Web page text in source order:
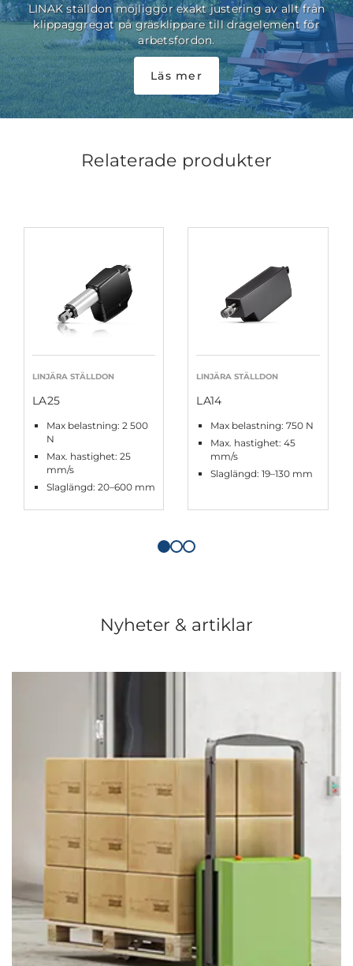
LINAK ställdon möjliggör exakt justering av allt från
klippaggregat på gräsklippare till dragelement för
arbetsfordon.
Läs mer
Relaterade produkter
LINJÄRA STÄLLDON
LA25
Max belastning: 2 500
N
Max. hastighet: 25
mm/s
Slaglängd: 20–600 mm
LINJÄRA STÄLLDON
LA14
Max belastning: 750 N
Max. hastighet: 45
mm/s
Slaglängd: 19–130 mm
Nyheter & artiklar